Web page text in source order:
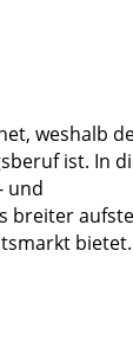
weshalb
ist. In
und
breiter
bietet.
für